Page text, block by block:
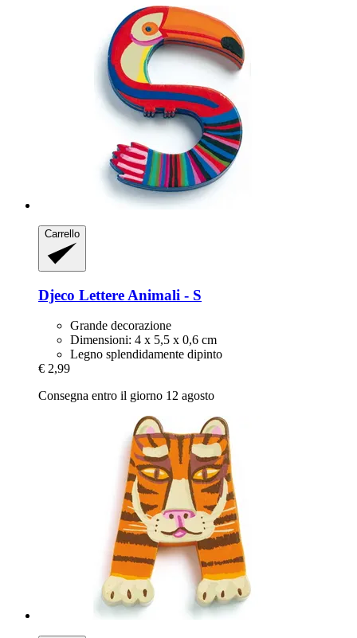
Carrello
Djeco Lettere Animali -​ S
Grande decorazione
Dimensioni: 4 x 5,5 x 0,6 cm
Legno splendidamente dipinto
€ 2,99
Consegna entro il giorno 12 agosto